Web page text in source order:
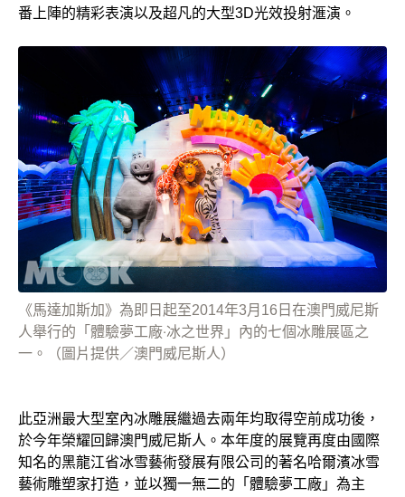
番上陣的精彩表演以及超凡的大型3D光效投射滙演。
《馬達加斯加》為即日起至2014年3月16日在澳門威尼斯
人舉行的「體驗夢工廠‧冰之世界」內的七個冰雕展區之
一。（圖片提供／澳門威尼斯人）
此亞洲最大型室內冰雕展繼過去兩年均取得空前成功後，
於今年榮耀回歸澳門威尼斯人。本年度的展覽再度由國際
知名的黑龍江省冰雪藝術發展有限公司的著名哈爾濱冰雪
藝術雕塑家打造，並以獨一無二的「體驗夢工廠」為主